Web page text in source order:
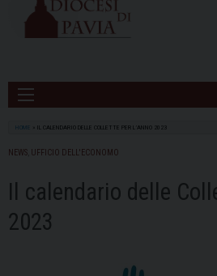
HOME IL CALENDARIO DELLE COLLETTE PER L’ANNO 2023
NEWS UFFICIO DELL'ECONOMO
Il calendario delle
2023